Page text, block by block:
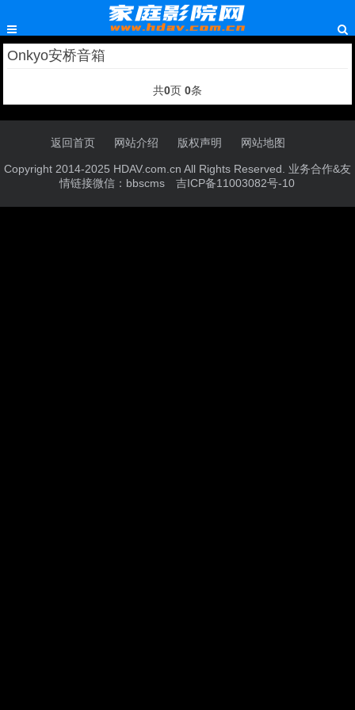
Onkyo安桥音箱
共0页 0条
返回首页 网站介绍 版权声明 网站地图
Copyright 2014-2025 HDAV.com.cn All Rights Reserved. 业务合作&友
情链接微信：bbscms吉ICP备11003082号-10